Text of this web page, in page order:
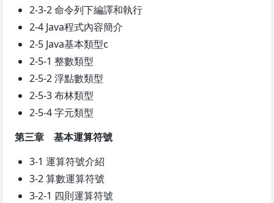
2-3-2 命令列下編譯和執行
2-4 Java程式內容簡介
2-5 Java基本類型c
2-5-1 整數類型
2-5-2 浮點數類型
2-5-3 布林類型
2-5-4 字元類型
第三章 基本運算符號
3-1 運算符號介紹
3-2 算數運算符號
3-2-1 四則運算符號